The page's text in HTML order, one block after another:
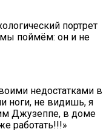
портрет
поймём: он и не
недостатками в
ноги, не видишь, я
Джузеппе, в доме
работать!!!»